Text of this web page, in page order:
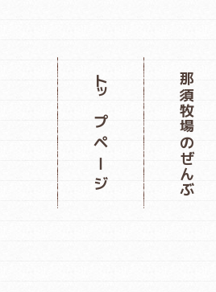
トップページ 那須牧場のぜんぶ